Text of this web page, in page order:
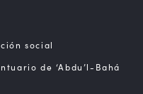
social
de ‘Abdu’l-Bahá